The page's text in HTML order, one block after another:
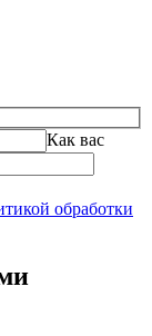
Как вас
обработки